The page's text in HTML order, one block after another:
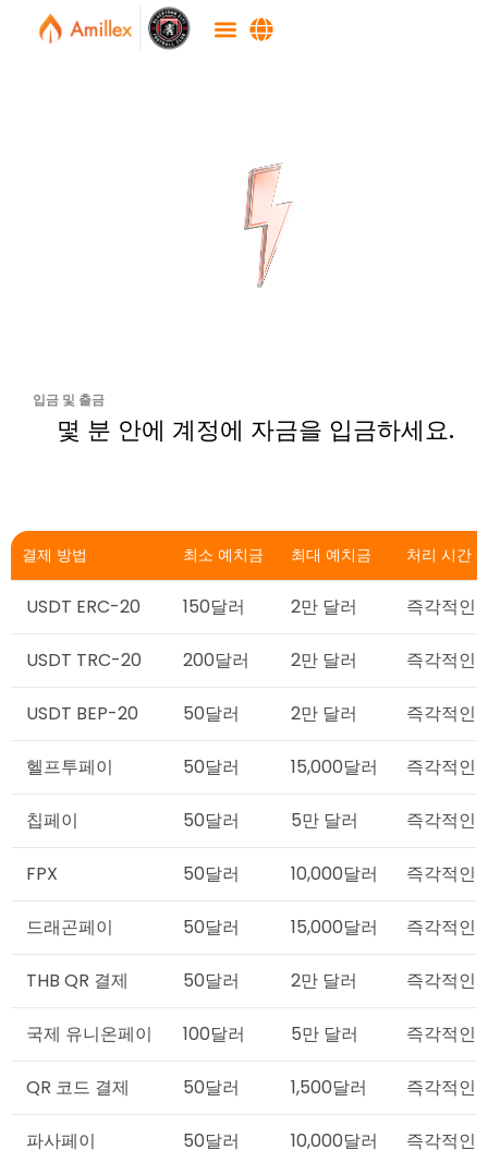
입금 및 출금
몇 분 안에 계정에 자금을 입금하세요.
결제 방법 최소 예치금 최대 예치금 처리 시간
USDT ERC-20 150달러 2만 달러 즉각적인
USDT TRC-20 200달러 2만 달러 즉각적인
USDT BEP-20 50달러 2만 달러 즉각적인
헬프투페이 50달러 15,000달러 즉각적인
칩페이 50달러 5만 달러 즉각적인
FPX 50달러 10,000달러 즉각적인
드래곤페이 50달러 15,000달러 즉각적인
THB QR 결제 50달러 2만 달러 즉각적인
국제 유니온페이 100달러 5만 달러 즉각적인
QR 코드 결제 50달러 1,500달러 즉각적인
파사페이 50달러 10,000달러 즉각적인